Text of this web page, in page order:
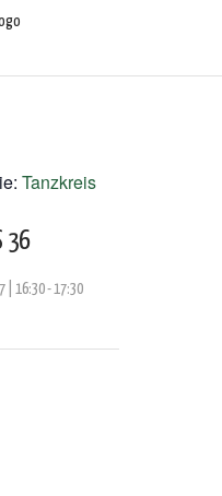
Tanzkreis
36
| 16:30-17:30